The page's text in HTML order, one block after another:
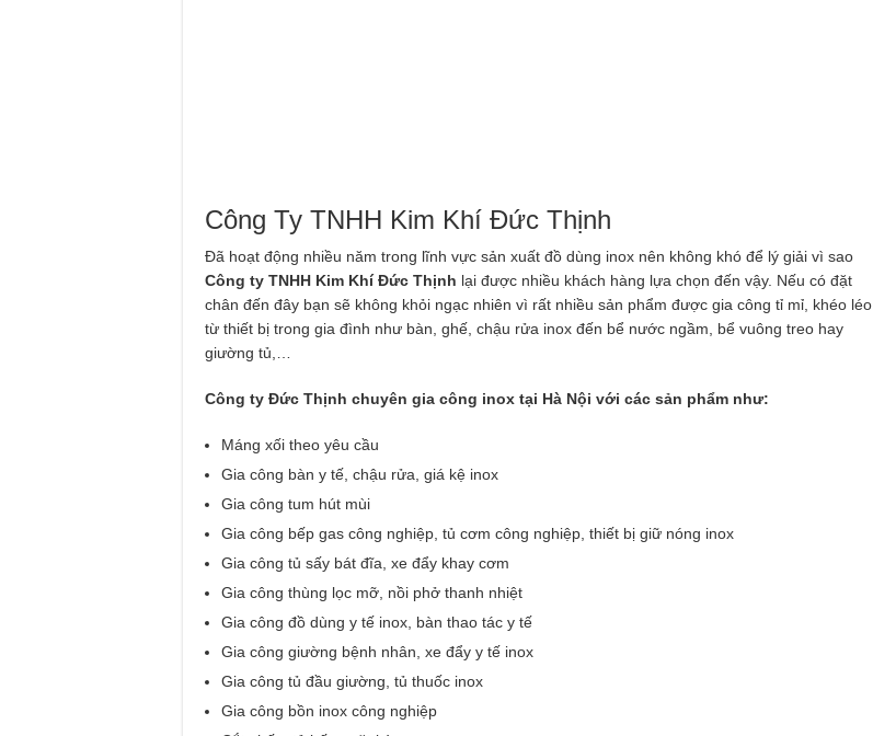
Công Ty TNHH Kim Khí Đức Thịnh
Đã hoạt động nhiều năm trong lĩnh vực sản xuất đồ dùng inox nên không khó để lý giải vì sao
Công ty TNHH Kim Khí Đức Thịnh lại được nhiều khách hàng lựa chọn đến vậy. Nếu có đặt
chân đến đây bạn sẽ không khỏi ngạc nhiên vì rất nhiều sản phẩm được gia công tỉ mỉ, khéo léo
từ thiết bị trong gia đình như bàn, ghế, chậu rửa inox đến bể nước ngầm, bể vuông treo hay
giường tủ,…
Công ty Đức Thịnh chuyên gia công inox tại Hà Nội với các sản phẩm như:
Máng xối theo yêu cầu
Gia công bàn y tế, chậu rửa, giá kệ inox
Gia công tum hút mùi
Gia công bếp gas công nghiệp, tủ cơm công nghiệp, thiết bị giữ nóng inox
Gia công tủ sấy bát đĩa, xe đẩy khay cơm
Gia công thùng lọc mỡ, nồi phở thanh nhiệt
Gia công đồ dùng y tế inox, bàn thao tác y tế
Gia công giường bệnh nhân, xe đẩy y tế inox
Gia công tủ đầu giường, tủ thuốc inox
Gia công bồn inox công nghiệp